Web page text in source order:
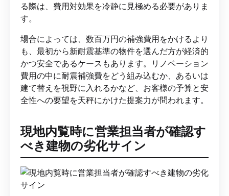
る際は、費用対効果を冷静に見極める必要がありま
す。
場合によっては、数百万円の補強費用をかけるより
も、最初から新耐震基準の物件を選んだ方が経済的
かつ安全であるケースもあります。リノベーション
費用の中に耐震補強費をどう組み込むか、あるいは
建て替えを視野に入れるかなど、お客様の予算と安
全性への要望を天秤にかけた提案力が問われます。
現地内覧時に営業担当者が確認す
べき建物の劣化サイン